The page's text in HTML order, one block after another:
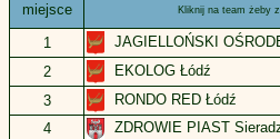
miejsce Kliknij na team żeby
1
JAGIELLOŃSKI
2 EKOLOG Łódź
3 RONDO RED Łódź
4 ZDROWIE PIAST